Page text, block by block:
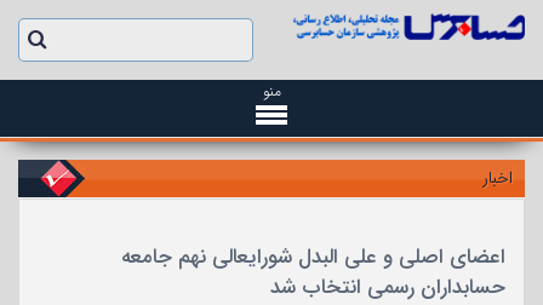
منو
اخبار
اعضای اصلی و علی البدل شورایعالی نهم جامعه
حسابداران رسمی انتخاب شد